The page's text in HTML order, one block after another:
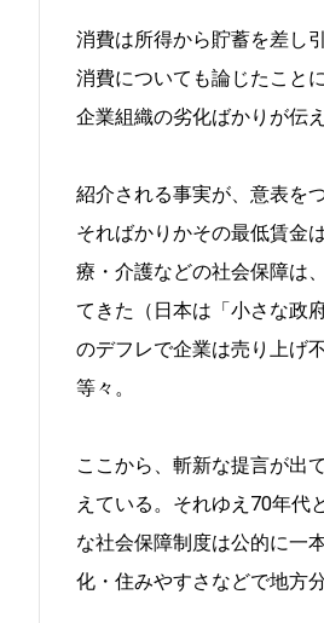
消費は所得から貯蓄を差し
消費についても論じたこと
企業組織の劣化ばかりが伝
紹介される事実が、意表を
そればかりかその最低賃金
療・介護などの社会保障は
てきた（日本は「小さな政
のデフレで企業は売り上げ
等々。
ここから、斬新な提言が出
えている。それゆえ70年代
な社会保障制度は公的に一
化・住みやすさなどで地方